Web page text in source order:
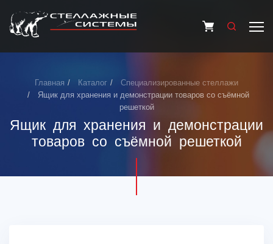
Главная Каталог
Специализированные стеллажи
Ящик для хранения и демонстрации товаров со съёмной
решеткой
Ящик для хранения и демонстрации
товаров со съёмной решеткой